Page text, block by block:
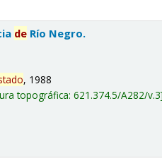
de Río Negro.
, 1988
topográfica:621.374.5/A282/v.3